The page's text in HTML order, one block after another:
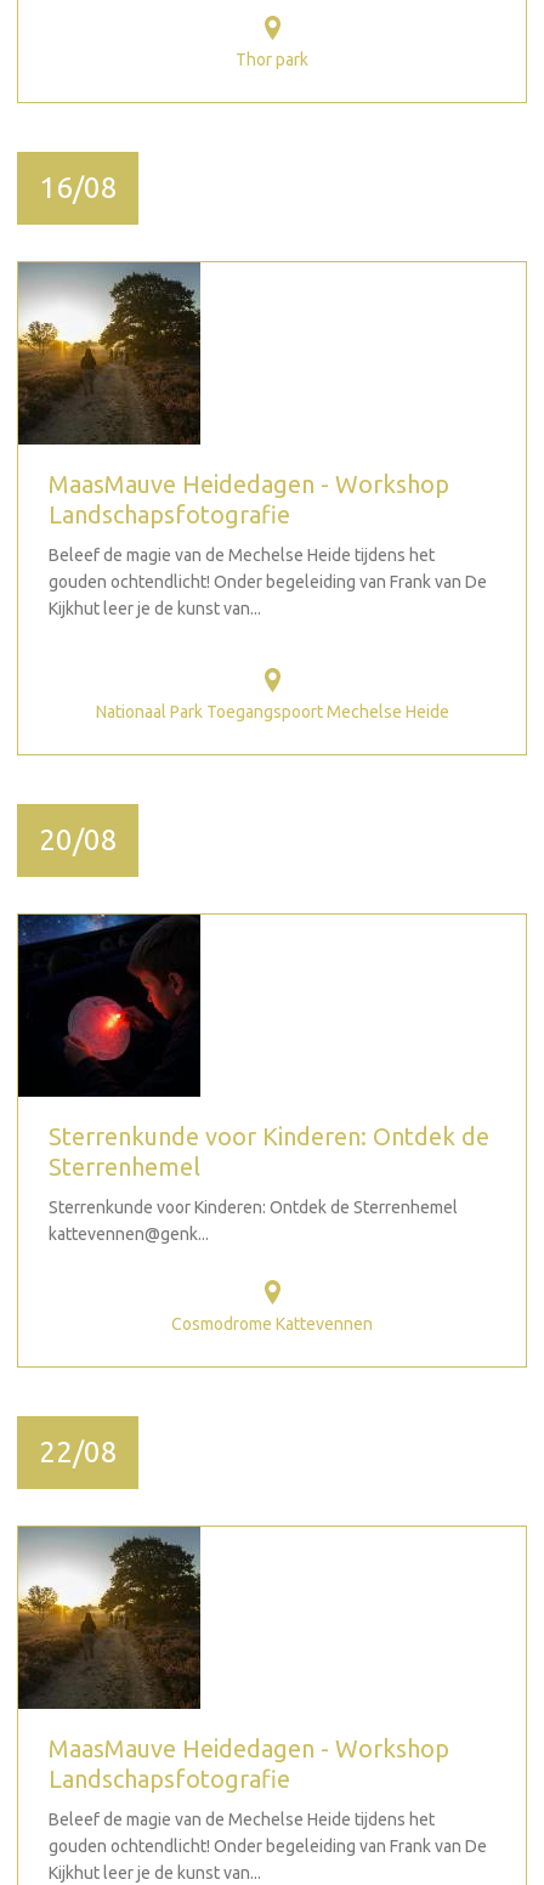
Thor park
16/08
MaasMauve Heidedagen - Workshop
Landschapsfotografie
Beleef de magie van de Mechelse Heide tijdens het
gouden ochtendlicht! Onder begeleiding van Frank van De
Kijkhut leer je de kunst van...
Nationaal Park Toegangspoort Mechelse Heide
20/08
Sterrenkunde voor Kinderen: Ontdek de
Sterrenhemel
Sterrenkunde voor Kinderen: Ontdek de Sterrenhemel
kattevennen@genk...
Cosmodrome Kattevennen
22/08
MaasMauve Heidedagen - Workshop
Landschapsfotografie
Beleef de magie van de Mechelse Heide tijdens het
gouden ochtendlicht! Onder begeleiding van Frank van De
Kijkhut leer je de kunst van...